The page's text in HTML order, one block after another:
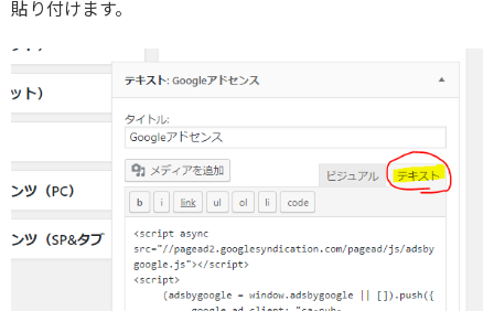
貼り付けます。